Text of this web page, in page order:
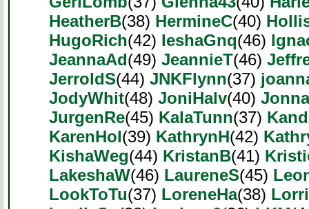
HeatherB(38) HermineC(40)
HugoRich(42) IeshaGnq(46)
JeannaAd(49) JeannieT(46)
JerroldS(44) JNKFlynn(37)
JodyWhit(48) JoniHalv(40)
JurgenRe(45) KalaTunn(37)
KarenHol(39) KathrynH(42)
KishaWeg(44) KristanB(41)
LakeshaW(46) LaureneS(45)
LookToTu(37) LoreneHa(38)